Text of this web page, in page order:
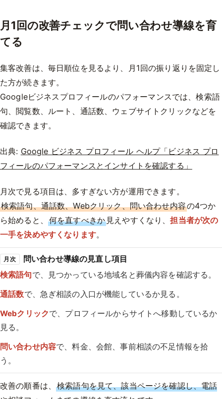
月1回の改善チェックで問い合わせ導線を育
てる
集客改善は、毎日順位を見るより、月1回の振り返りを固定し
た方が続きます。
Googleビジネスプロフィールのパフォーマンスでは、検索語
句、閲覧数、ルート、通話数、ウェブサイトクリックなどを
確認できます。
出典: Google ビジネス プロフィール ヘルプ「ビジネス プロ
フィールのパフォーマンスとインサイトを確認する」
月次で見る項目は、多すぎない方が運用できます。
検索語句、通話数、Webクリック、問い合わせ内容の4つか
ら始めると、 何を直すべきか 見えやすくなり、担当者が次の
一手を決めやすくなります。
月次 問い合わせ導線の見直し項目
検索語句で、見つかっている地域名と葬儀内容を確認する。
通話数で、急ぎ相談の入口が機能しているか見る。
Webクリックで、プロフィールからサイトへ移動しているか
見る。
問い合わせ内容で、料金、会館、事前相談の不足情報を拾
う。
改善の順番は、検索語句を見て、該当ページを確認し、電話